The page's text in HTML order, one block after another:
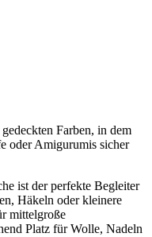
Farben, in dem
oder Amigurumis sicher
ist der perfekte Begleiter
Häkeln oder kleinere
mittelgroße
Platz für Wolle, Nadeln